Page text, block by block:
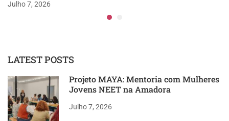
Julho 7, 2026
LATEST POSTS
Projeto MAYA: Mentoria com Mulheres
Jovens NEET na Amadora
Julho 7, 2026